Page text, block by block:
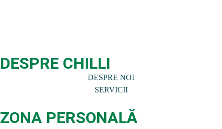
DESPRE CHILLI
DESPRE NOI
SERVICII
ZONA PERSONALĂ